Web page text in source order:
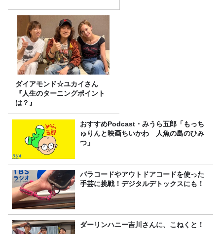
ダイアモンド☆ユカイさん
『人生のターニングポイント
は？』
おすすめPodcast・みうら五郎「もっち
ゅりんと映画ちいかわ 人魚の島のひみ
つ」
パラコードやアウトドアコードを使った
手芸に挑戦！デジタルデトックスにも！
ダーリンハニー吉川さんに、こねくと！